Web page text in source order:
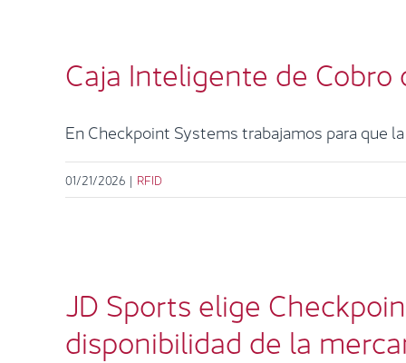
Caja Inteligente de
En Checkpoint Systems trabajamos para que
01/21/2026 | RFID
JD Sports elige
disponibilidad de la